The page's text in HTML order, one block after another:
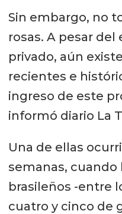
Sin embargo, no
rosas. A pesar
privado, aún
recientes e
ingreso de este
informó diario La
Una de ellas
semanas, cuando
brasileños -entre
cuatro y cinco de